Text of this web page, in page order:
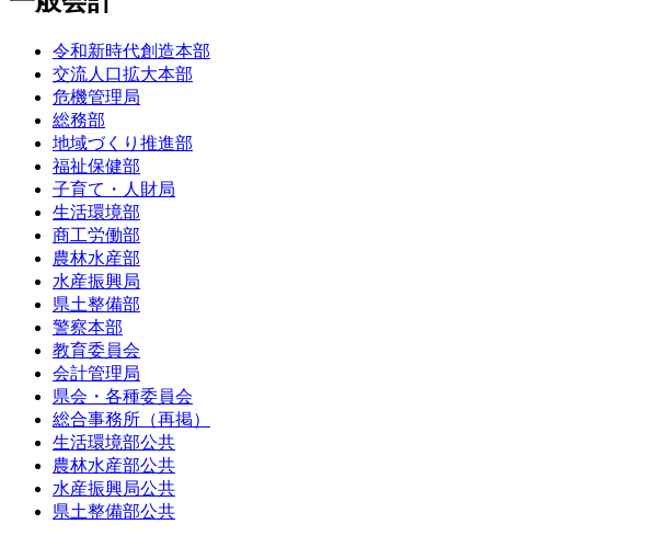
令和新時代創造本部
交流人口拡大本部
危機管理局
総務部
地域づくり推進部
福祉保健部
子育て・人財局
生活環境部
商工労働部
農林水産部
水産振興局
県土整備部
警察本部
教育委員会
会計管理局
県会・各種委員会
総合事務所（再掲）
生活環境部公共
農林水産部公共
水産振興局公共
県土整備部公共